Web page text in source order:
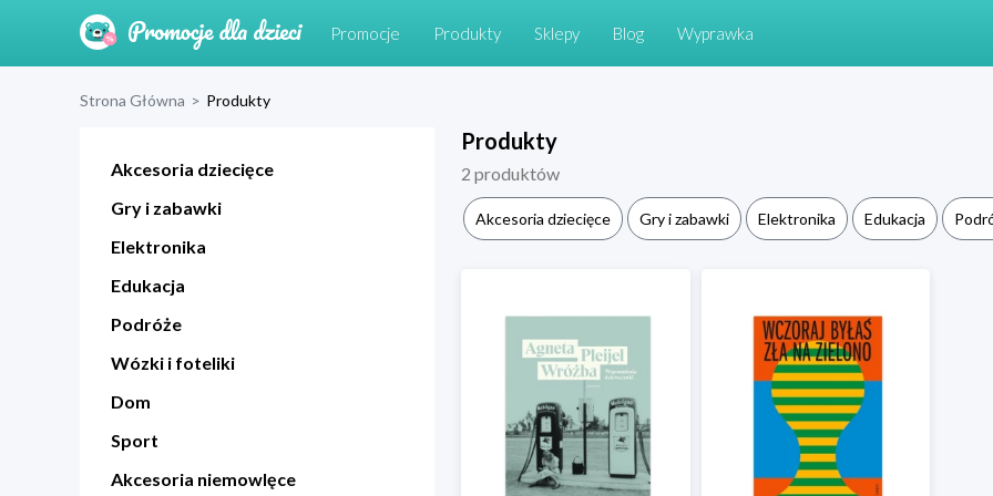
Promocje Produkty Sklepy Blog Wyprawka
Strona Główna > Produkty
Akcesoria dziecięce
Gry i zabawki
Elektronika
Edukacja
Podróże
Wózki i foteliki
Dom
Sport
Akcesoria niemowlęce
Produkty
2 produktów
Akcesoria dziecięce Gry i zabawki Elektronika Edukacja